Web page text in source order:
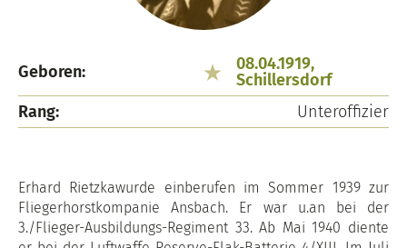
Geboren:
08.04.1919,
Schillersdorf
Rang:
Unteroffizier
Erhard Rietzkawurde einberufen im Sommer 1939 zur
Fliegerhorstkompanie Ansbach. Er war u.an bei der
3./Flieger-Ausbildungs-Regiment 33. Ab Mai 1940 diente